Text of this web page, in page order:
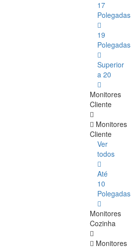
17
Polegadas
19
Polegadas
Superior
a 20
Monitores
Cliente
Monitores
Cliente
Ver
todos
Até
10
Polegadas
Monitores
Cozinha
Monitores